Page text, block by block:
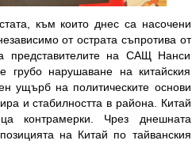
към които днес са насочени
от острата съпротива от
представителите на САЩ Нанси
грубо нарушаване на китайския
ущърб на политическите основи
и стабилността в района. Китай
контрамерки. Чрез днешната
на Китай по тайванския